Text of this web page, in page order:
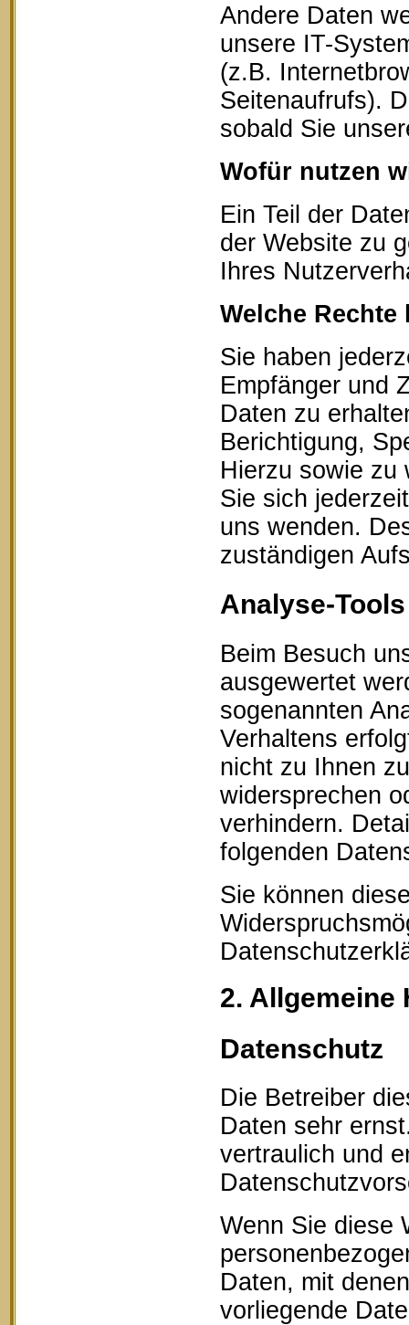
Andere Daten
unsere IT-
(z.B.
Seitenaufrufs).
sobald Sie
Wofür nutzen
Ein Teil der
der Website zu
Ihres
Welche
Sie haben
Empfänger und
Daten zu
Berichtigung,
Hierzu sowie zu
Sie sich
uns wenden.
zuständigen
Analyse-
Beim Besuch
ausgewertet
sogenannten
Verhaltens
nicht zu Ihnen
widersprechen
verhindern.
folgenden
Sie können
2. Allgemeine
Datenschutz
Die Betreiber
Daten sehr
vertraulich und
Wenn Sie diese
Daten, mit
vorliegende